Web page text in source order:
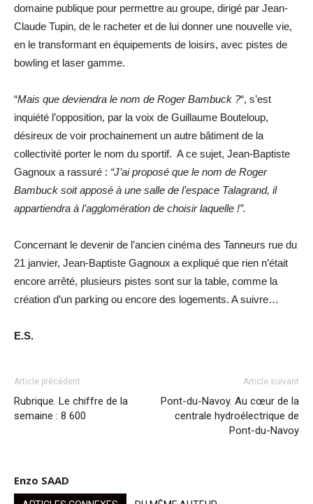
domaine publique pour permettre au groupe, dirigé par Jean-
Claude Tupin, de le racheter et de lui donner une nouvelle vie,
en le transformant en équipements de loisirs, avec pistes de
bowling et laser gamme.
“Mais que deviendra le nom de Roger Bambuck ?“, s’est
inquiété l’opposition, par la voix de Guillaume Bouteloup,
désireux de voir prochainement un autre bâtiment de la
collectivité porter le nom du sportif. A ce sujet, Jean-Baptiste
Gagnoux a rassuré : “J’ai proposé que le nom de Roger
Bambuck soit apposé à une salle de l’espace Talagrand, il
appartiendra à l’agglomération de choisir laquelle !”.
Concernant le devenir de l’ancien cinéma des Tanneurs rue du
21 janvier, Jean-Baptiste Gagnoux a expliqué que rien n’était
encore arrêté, plusieurs pistes sont sur la table, comme la
création d’un parking ou encore des logements. A suivre…
E.S.
Article précédent
Rubrique. Le chiffre de la
semaine : 8 600
Article suivant
Pont-du-Navoy. Au cœur de la
centrale hydroélectrique de
Pont-du-Navoy
Enzo SAAD